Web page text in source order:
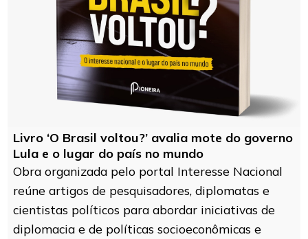
Livro ‘O Brasil voltou?’ avalia mote do governo
Lula e o lugar do país no mundo
Obra organizada pelo portal Interesse Nacional
reúne artigos de pesquisadores, diplomatas e
cientistas políticos para abordar iniciativas de
diplomacia e de políticas socioeconômicas e